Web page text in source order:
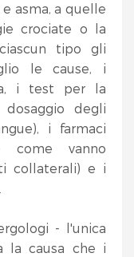
asma, a quelle
crociate o la
tipo gli
le cause, i
i test per la
degli
i farmaci
come vanno
collaterali) e i
- l'unica
la causa che i